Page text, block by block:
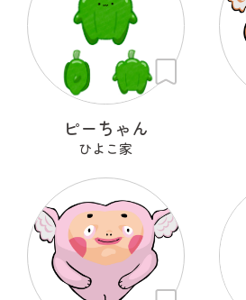
ピーちゃん
ひよこ家